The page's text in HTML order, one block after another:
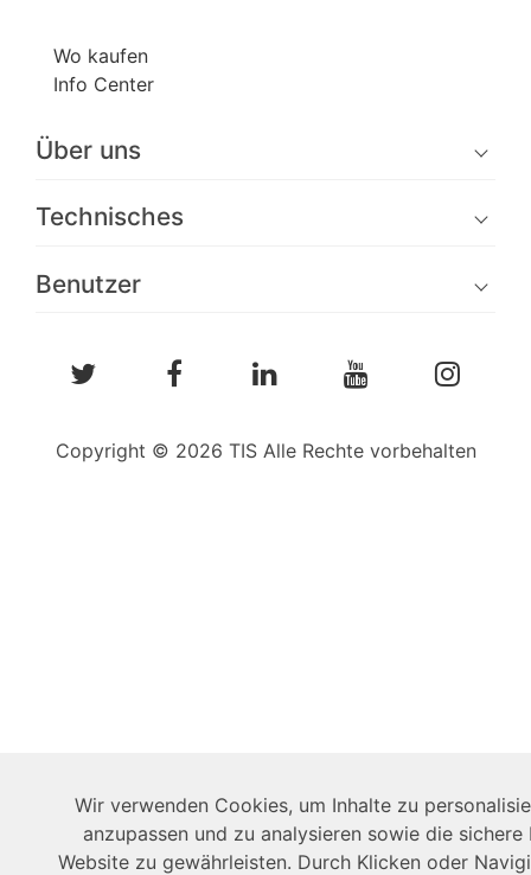
Wo kaufen
Info Center
Über uns
Technisches
Benutzer
Copyright © 2026 TIS Alle Rechte vorbehalten
Wir verwenden Cookies, um Inhalte zu
anzupassen und zu analysieren sowie die
Website zu gewährleisten. Durch Klicken oder